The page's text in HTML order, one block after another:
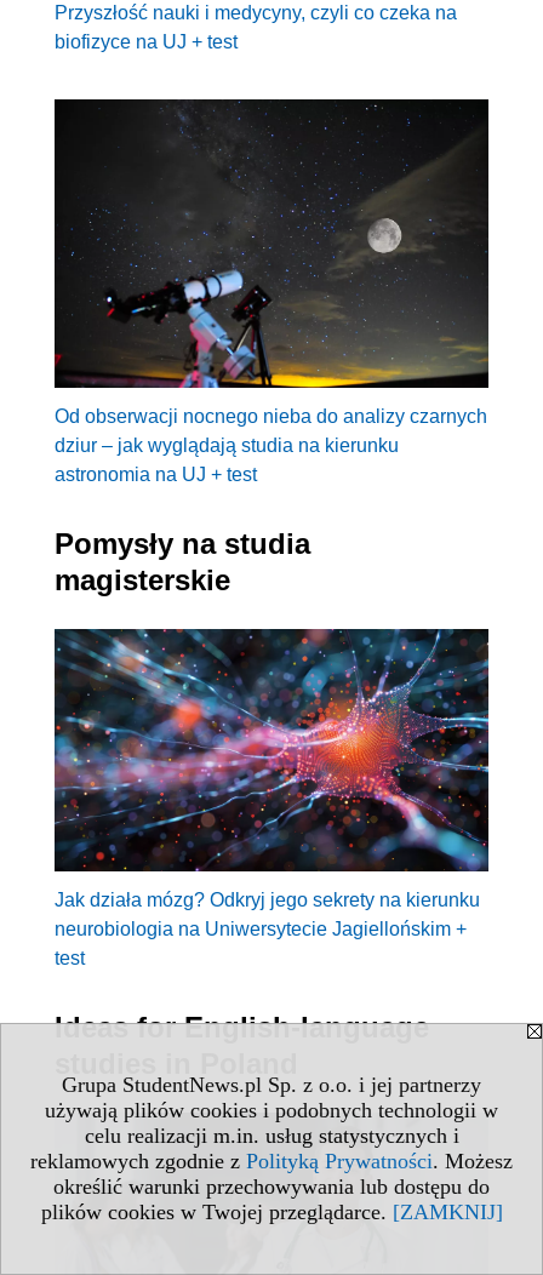
Grupa StudentNews.pl Sp. z o.o. i jej partnerzy
używają plików cookies i podobnych technologii w
celu realizacji m.in. usług statystycznych i
reklamowych zgodnie z Polityką Prywatności. Możesz
określić warunki przechowywania lub dostępu do
plików cookies w Twojej przeglądarce. [ZAMKNIJ]
Przyszłość nauki i medycyny, czyli co czeka na
biofizyce na UJ + test
Od obserwacji nocnego nieba do analizy czarnych
dziur – jak wyglądają studia na kierunku
astronomia na UJ + test
Pomysły na studia
magisterskie
Jak działa mózg? Odkryj jego sekrety na kierunku
neurobiologia na Uniwersytecie Jagiellońskim +
test
Ideas for English-language